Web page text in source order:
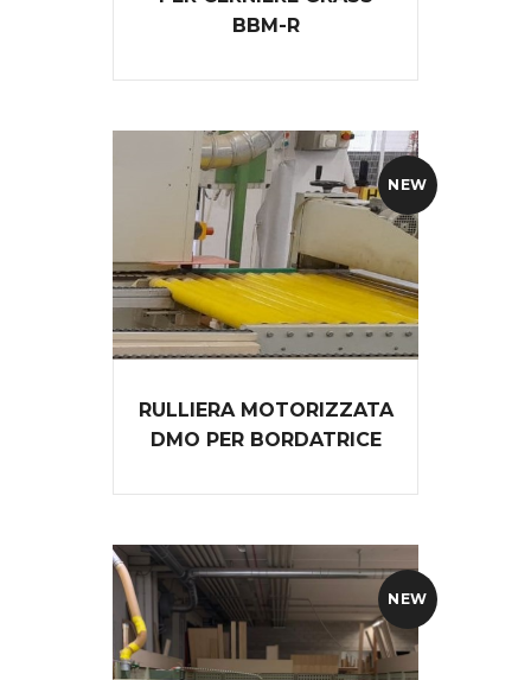
BBM-R
NEW
RULLIERA MOTORIZZATA
DMO PER BORDATRICE
NEW